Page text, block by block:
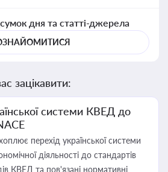
дня та статті-джерела
зацікавити:
системи КВЕД до
перехід української системи
діяльності до стандартів
КВЕД та пов'язані нормативні